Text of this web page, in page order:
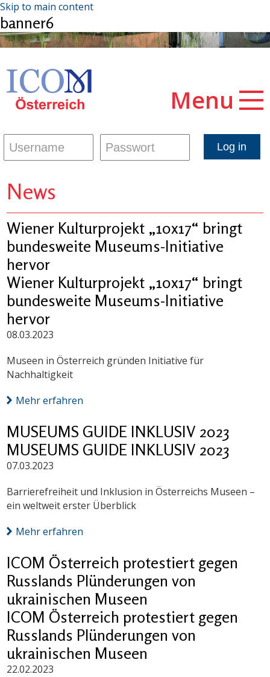
Skip to main content
banner6
Menu
News
Wiener Kulturprojekt „10x17“ bringt
bundesweite Museums-Initiative
hervor
Wiener Kulturprojekt „10x17“ bringt
bundesweite Museums-Initiative
hervor
08.03.2023
Museen in Österreich gründen Initiative für
Nachhaltigkeit
Mehr erfahren
MUSEUMS GUIDE INKLUSIV 2023
MUSEUMS GUIDE INKLUSIV 2023
07.03.2023
Barrierefreiheit und Inklusion in Österreichs Museen –
ein weltweit erster Überblick
Mehr erfahren
ICOM Österreich protestiert gegen
Russlands Plünderungen von
ukrainischen Museen
ICOM Österreich protestiert gegen
Russlands Plünderungen von
ukrainischen Museen
22.02.2023